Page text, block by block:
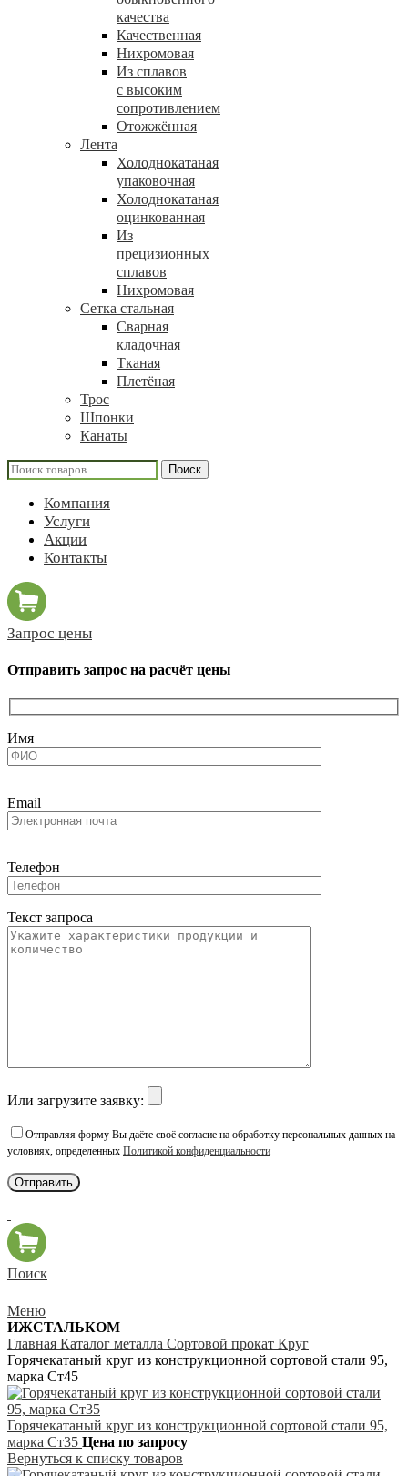
качества
Качественная
Нихромовая
Из сплавов
с высоким
сопротивлением
Отожжённая
Лента
Холоднокатаная
упаковочная
Холоднокатаная
оцинкованная
Из
прецизионных
сплавов
Нихромовая
Сетка стальная
Сварная
кладочная
Тканая
Плетёная
Трос
Шпонки
Канаты
Поиск
Компания
Услуги
Акции
Контакты
Запрос цены
Отправить запрос на расчёт цены
Имя
Email
Телефон
Текст запроса
Или загрузите заявку:
Отправляя форму Вы даёте своё согласие на обработку персональных данных на
условиях, определенных Политикой конфиденциальности
Поиск
Меню
ИЖСТАЛЬКОМ
Главная Каталог металла Сортовой прокат Круг
Горячекатаный круг из конструкционной сортовой стали 95,
марка Ст45
Горячекатаный круг из конструкционной сортовой стали 95,
марка Ст35 Цена по запросу
Вернуться к списку товаров